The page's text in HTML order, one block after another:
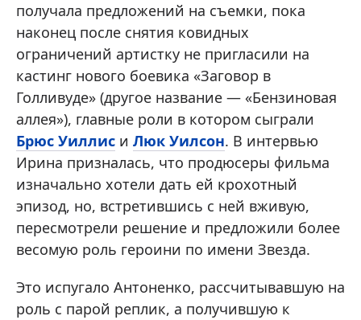
получала предложений на съемки, пока
наконец после снятия ковидных
ограничений артистку не пригласили на
кастинг нового боевика «Заговор в
Голливуде» (другое название — «Бензиновая
аллея»), главные роли в котором сыграли
Брюс Уиллис и Люк Уилсон. В интервью
Ирина призналась, что продюсеры фильма
изначально хотели дать ей крохотный
эпизод, но, встретившись с ней вживую,
пересмотрели решение и предложили более
весомую роль героини по имени Звезда.
Это испугало Антоненко, рассчитывавшую на
роль с парой реплик, а получившую к